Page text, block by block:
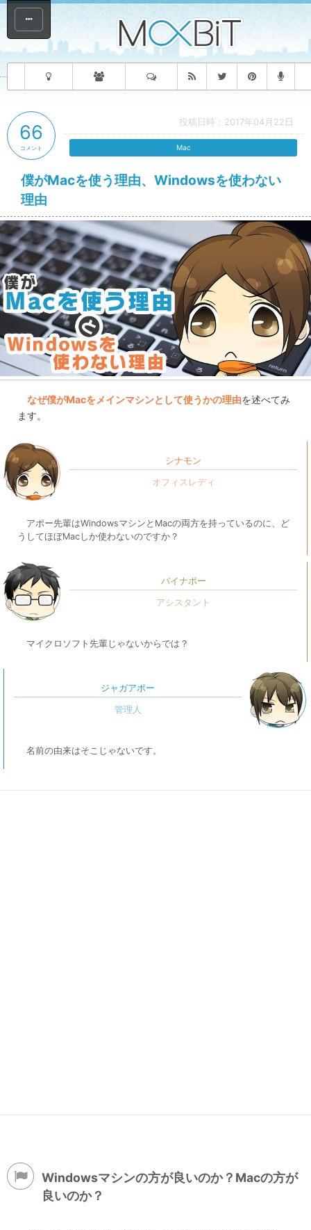
投稿日時：2017年04月22日
僕がMacを使う理由、Windowsを使わない
理由
66
コメント Mac
なぜ僕がMacをメインマシンとして使うかの理由を述べてみ
ます。
シナモン
アポー先輩はWindowsマシンとMacの両方を持っているのに、ど
うしてほぼMacしか使わないのですか？
パイナポー
マイクロソフト先輩じゃないからでは？
ジャガアポー
名前の由来はそこじゃないです。
Windowsマシンの方が良いのか？Macの方が
良いのか？